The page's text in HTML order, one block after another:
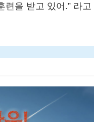
을 받고 있어.” 라고